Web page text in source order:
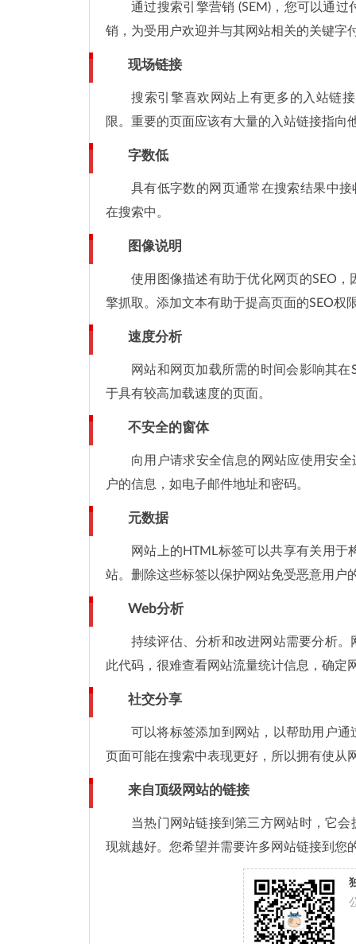
通过搜索引擎营销 (SEM)，您可以通
销，为受用户欢迎并与其网站相关的关键字
现场链接
搜索引擎喜欢网站上有更多的入站链
限。重要的页面应该有大量的入站链接指向
字数低
具有低字数的网页通常在搜索结果中
在搜索中。
图像说明
使用图像描述有助于优化网页的SEO
擎抓取。添加文本有助于提高页面的SEO权
速度分析
网站和网页加载所需的时间会影响其
于具有较高加载速度的页面。
不安全的窗体
向用户请求安全信息的网站应使用安
户的信息，如电子邮件地址和密码。
元数据
网站上的HTML标签可以共享有关用
站。删除这些标签以保护网站免受恶意用户
Web分析
持续评估、分析和改进网站需要分析
此代码，很难查看网站流量统计信息，确定
社交分享
可以将标签添加到网站，以帮助用户
页面可能在搜索中表现更好，所以拥有使从
来自顶级网站的链接
当热门网站链接到第三方网站时，它
现就越好。您希望并需要许多网站链接到您